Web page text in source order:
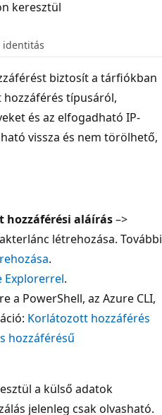
keresztül
identitás
biztosít a tárfiókban
hozzáférés típusáról,
és az elfogadható IP-
vissza és nem törölhető,
hozzáférési aláírás–>
létrehozása. További
.
Explorerrel.
PowerShell, az Azure CLI,
Korlátozott hozzáférés
hozzáférésű
a külső adatok
jelenleg csak olvasható.